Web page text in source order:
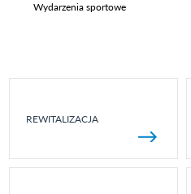
Wydarzenia sportowe
REWITALIZACJA